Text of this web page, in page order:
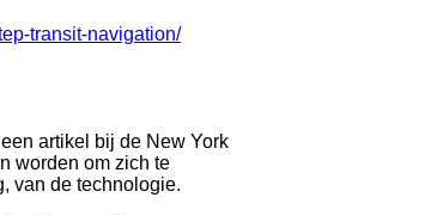
transit-navigation/
artikel bij de New York
worden om zich te
van de technologie.